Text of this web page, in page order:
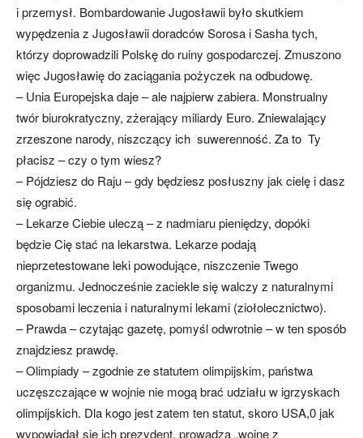
i przemysł. Bombardowanie Jugosławii było skutkiem
wypędzenia z Jugosławii doradców Sorosa i Sasha tych,
którzy doprowadzili Polskę do ruiny gospodarczej. Zmuszono
więc Jugosławię do zaciągania pożyczek na odbudowę.
– Unia Europejska daje – ale najpierw zabiera. Monstrualny
twór biurokratyczny, zżerający miliardy Euro. Zniewalający
zrzeszone narody, niszczący ich suwerenność. Za to Ty
płacisz – czy o tym wiesz?
– Pójdziesz do Raju – gdy będziesz posłuszny jak cielę i dasz
się ograbić.
– Lekarze Ciebie uleczą – z nadmiaru pieniędzy, dopóki
będzie Cię stać na lekarstwa. Lekarze podają
nieprzetestowane leki powodujące, niszczenie Twego
organizmu. Jednocześnie zaciekle się walczy z naturalnymi
sposobami leczenia i naturalnymi lekami (ziołolecznictwo).
– Prawda – czytając gazetę, pomyśl odwrotnie – w ten sposób
znajdziesz prawdę.
– Olimpiady – zgodnie ze statutem olimpijskim, państwa
uczęszczające w wojnie nie mogą brać udziału w igrzyskach
olimpijskich. Dla kogo jest zatem ten statut, skoro USA,0 jak
wypowiadał się ich prezydent, prowadzą „wojnę z